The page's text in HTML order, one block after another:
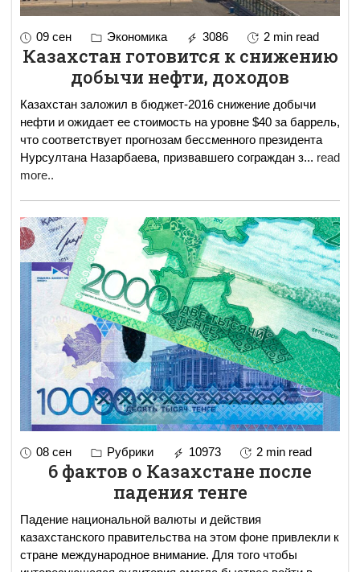
09 сен Экономика 3086 2 min read
Казахстан готовится к снижению
добычи нефти, доходов
Казахстан заложил в бюджет-2016 снижение добычи
нефти и ожидает ее стоимость на уровне $40 за баррель,
что соответствует прогнозам бессменного президента
Нурсултана Назарбаева, призвавшего сограждан з... read
more..
08 сен Рубрики 10973 2 min read
6 фактов о Казахстане после
падения тенге
Падение национальной валюты и действия
казахстанского правительства на этом фоне привлекли к
стране международное внимание. Для того чтобы